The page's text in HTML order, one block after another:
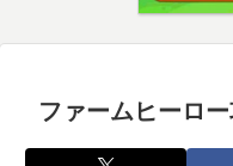
ファームヒーロ